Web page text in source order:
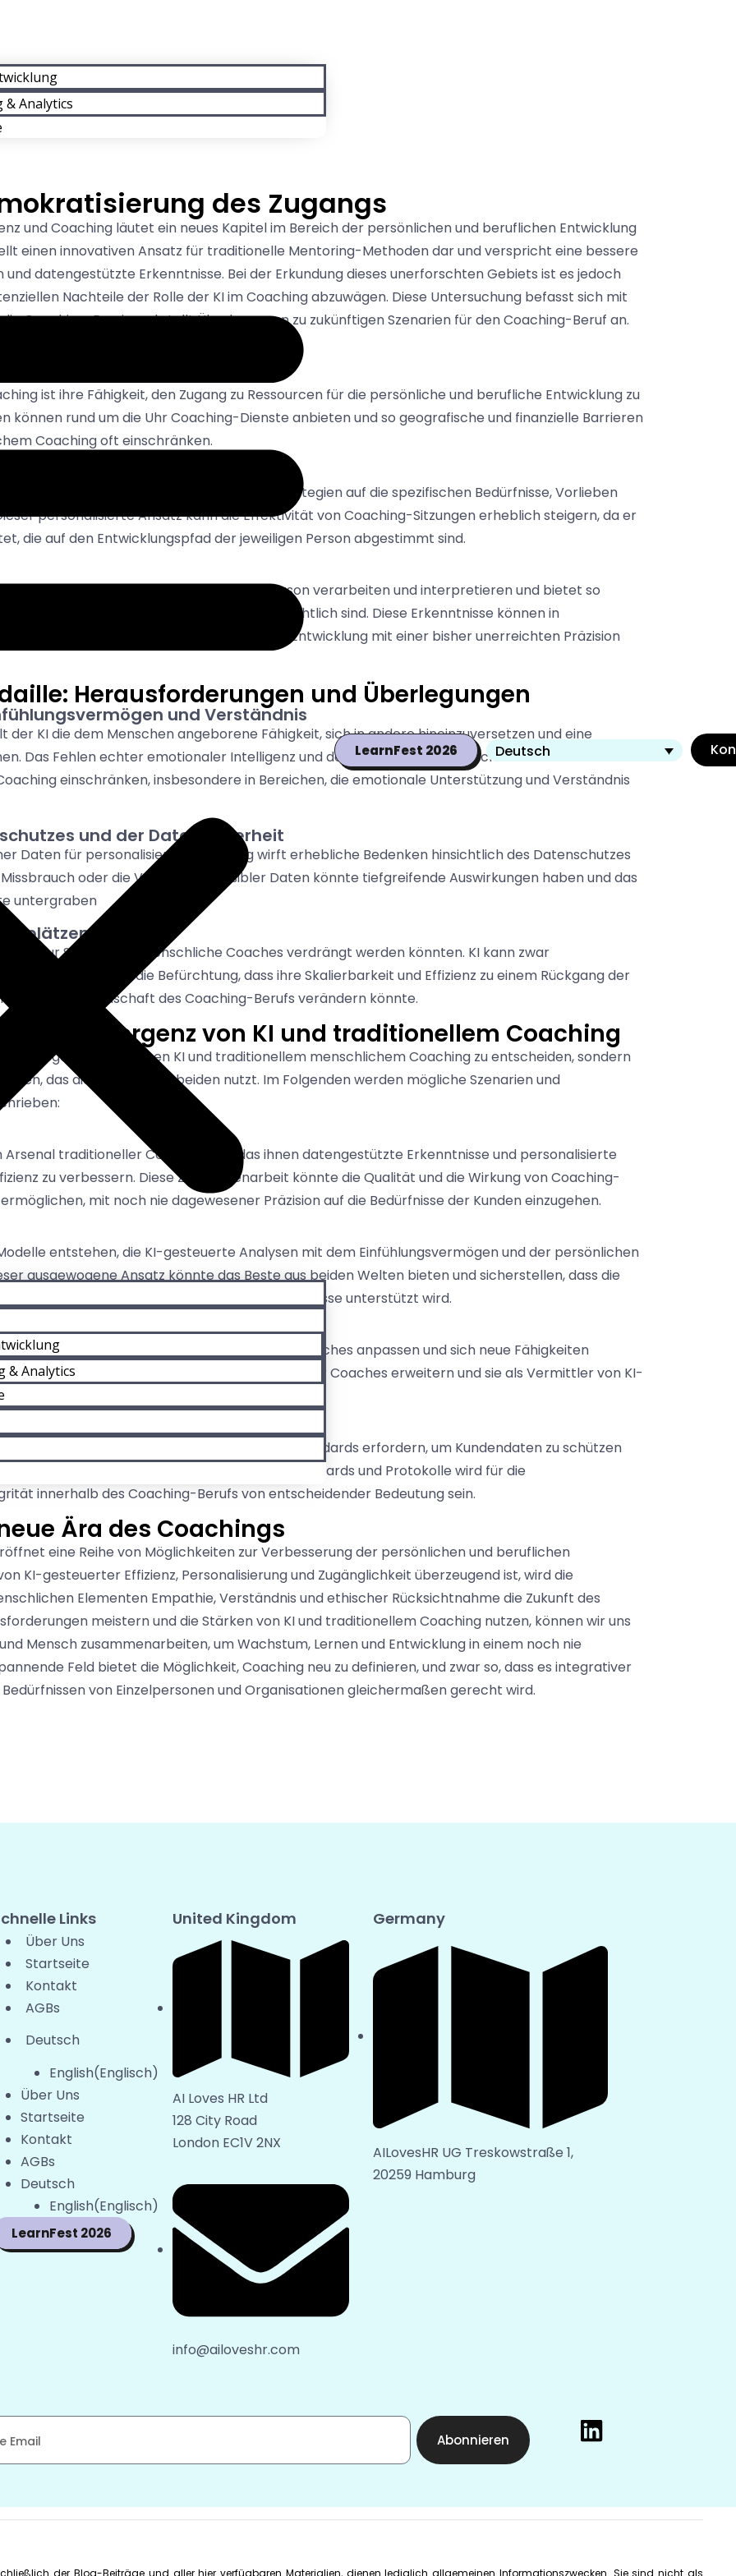
Analytics
& Analytics
LearnFest 2026 Deutsch
des Zugangs
und Coaching läutet ein neues Kapitel im Bereich der persönlichen und beruflichen Entwicklung
einen innovativen Ansatz für traditionelle Mentoring-Methoden dar und verspricht eine bessere
datengestützte Erkenntnisse. Bei der Erkundung dieses unerforschten Gebiets ist es jedoch
Nachteile der Rolle der KI im Coaching abzuwägen. Diese Untersuchung befasst sich mit
Coaching-Praxis und stellt Überlegungen zu zukünftigen Szenarien für den Coaching-Beruf an.
Coaching
ist ihre Fähigkeit, den Zugang zu Ressourcen für die persönliche und berufliche Entwicklung zu
rund um die Uhr Coaching-Dienste anbieten und so geografische und finanzielle Barrieren
Coaching oft einschränken.
analysieren, ermöglicht es ihr, Coaching-Strategien auf die spezifischen Bedürfnisse, Vorlieben
personalisierte Ansatz kann die Effektivität von Coaching-Sitzungen erheblich steigern, da er
die auf den Entwicklungspfad der jeweiligen Person abgestimmt sind.
der Leistung und dem Feedback einer Person verarbeiten und interpretieren und bietet so
menschlichen Coaches nicht offensichtlich sind. Diese Erkenntnisse können in
und die persönliche und berufliche Entwicklung mit einer bisher unerreichten Präzision
Herausforderungen und Überlegungen
und Verständnis
KI die dem Menschen angeborene Fähigkeit, sich in andere hineinzuversetzen und eine
Das Fehlen echter emotionaler Intelligenz und der Feinheiten menschlicher Interaktion kann die
einschränken, insbesondere in Bereichen, die emotionale Unterstützung und Verständnis
und der Datensicherheit
Daten für personalisiertes Coaching wirft erhebliche Bedenken hinsichtlich des Datenschutzes
oder die Verletzung sensibler Daten könnte tiefgreifende Auswirkungen haben und das
untergraben
zur Sorge, dass menschliche Coaches verdrängt werden könnten. KI kann zwar
aber es besteht die Befürchtung, dass ihre Skalierbarkeit und Effizienz zu einem Rückgang der
und die Landschaft des Coaching-Berufs verändern könnte.
Die Konvergenz von KI und traditionellem Coaching
zu liegen, sich zwischen KI und traditionellem menschlichem Coaching zu entscheiden, sondern
das die Stärken von beiden nutzt. Im Folgenden werden mögliche Szenarien und
traditioneller Coaches sein, das ihnen datengestützte Erkenntnisse und personalisierte
zu verbessern. Diese Zusammenarbeit könnte die Qualität und die Wirkung von Coaching-
mit noch nie dagewesener Präzision auf die Bedürfnisse der Kunden einzugehen.
entstehen, die KI-gesteuerte Analysen mit dem Einfühlungsvermögen und der persönlichen
ausgewogene Ansatz könnte das Beste aus beiden Welten bieten und sicherstellen, dass die
erhalten, die durch datengestützte Erkenntnisse unterstützt wird.
für Coaches
Coaching-Praxis müssen sich traditionelle Coaches anpassen und sich neue Fähigkeiten
arbeiten. Diese Entwicklung könnte die Rolle der Coaches erweitern und sie als Vermittler von KI-
Unterstützung positionieren.
ethische und datenschutzrechtliche Standards erfordern, um Kundendaten zu schützen
zu gewährleisten. Die Entwicklung dieser Standards und Protokolle wird für die
innerhalb des Coaching-Berufs von entscheidender Bedeutung sein.
Ära des Coachings
eine Reihe von Möglichkeiten zur Verbesserung der persönlichen und beruflichen
KI-gesteuerter Effizienz, Personalisierung und Zugänglichkeit überzeugend ist, wird die
Elementen Empathie, Verständnis und ethischer Rücksichtnahme die Zukunft des
meistern und die Stärken von KI und traditionellem Coaching nutzen, können wir uns
Mensch zusammenarbeiten, um Wachstum, Lernen und Entwicklung in einem noch nie
Feld bietet die Möglichkeit, Coaching neu zu definieren, und zwar so, dass es integrativer
von Einzelpersonen und Organisationen gleichermaßen gerecht wird.
Links
Über Uns
Startseite
Kontakt
AGBs
Deutsch
English(Englisch)
Über Uns
Startseite
Kontakt
AGBs
Deutsch
English(Englisch)
LearnFest 2026
United Kingdom
AI Loves HR Ltd
128 City Road
London EC1V 2NX
info@ailoveshr.com
Germany
AILovesHR UG Treskowstraße 1,
20259 Hamburg
Abonnieren